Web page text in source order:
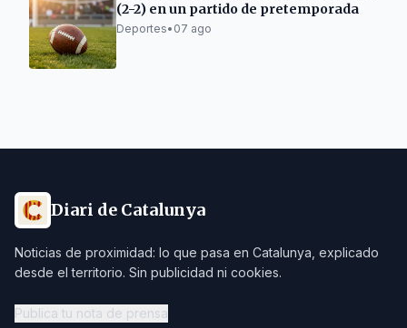
(2-2) en un partido de pretemporada
Deportes• 07 ago
Diari de Catalunya
Noticias de proximidad: lo que pasa en Catalunya, explicado
desde el territorio. Sin publicidad ni cookies.
Publica tu nota de prensa